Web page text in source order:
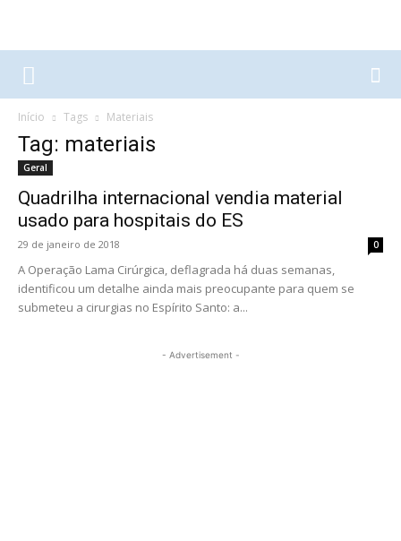
Início Tags Materiais
Tag: materiais
Geral
Quadrilha internacional vendia material
usado para hospitais do ES
29 de janeiro de 2018 0
A Operação Lama Cirúrgica, deflagrada há duas semanas,
identificou um detalhe ainda mais preocupante para quem se
submeteu a cirurgias no Espírito Santo: a...
- Advertisement -